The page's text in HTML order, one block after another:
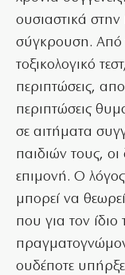
ουσιαστικά στην
σύγκρουση. Από
τοξικολογικό
περιπτώσεις,
περιπτώσεις
σε αιτήματα
παιδιών τους,
επιμονή. Ο
μπορεί να
που για τον
ουδέποτε